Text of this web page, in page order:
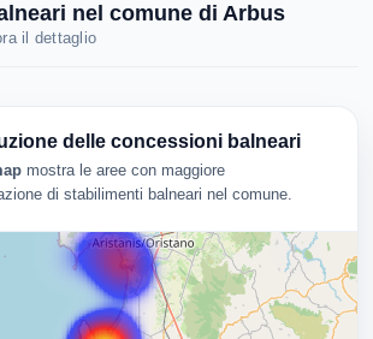
nel comune di Arbus
il dettaglio
delle concessioni balneari
mostra le aree con maggiore
di stabilimenti balneari nel comune.